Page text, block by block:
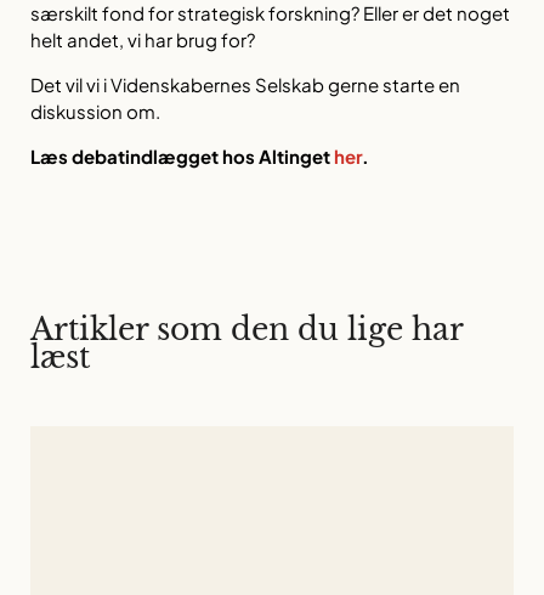
særskilt fond for strategisk forskning? Eller er det noget
helt andet, vi har brug for?
Det vil vi i Videnskabernes Selskab gerne starte en
diskussion om.
Læs debatindlægget hos Altinget her.
Artikler som den du lige har
læst